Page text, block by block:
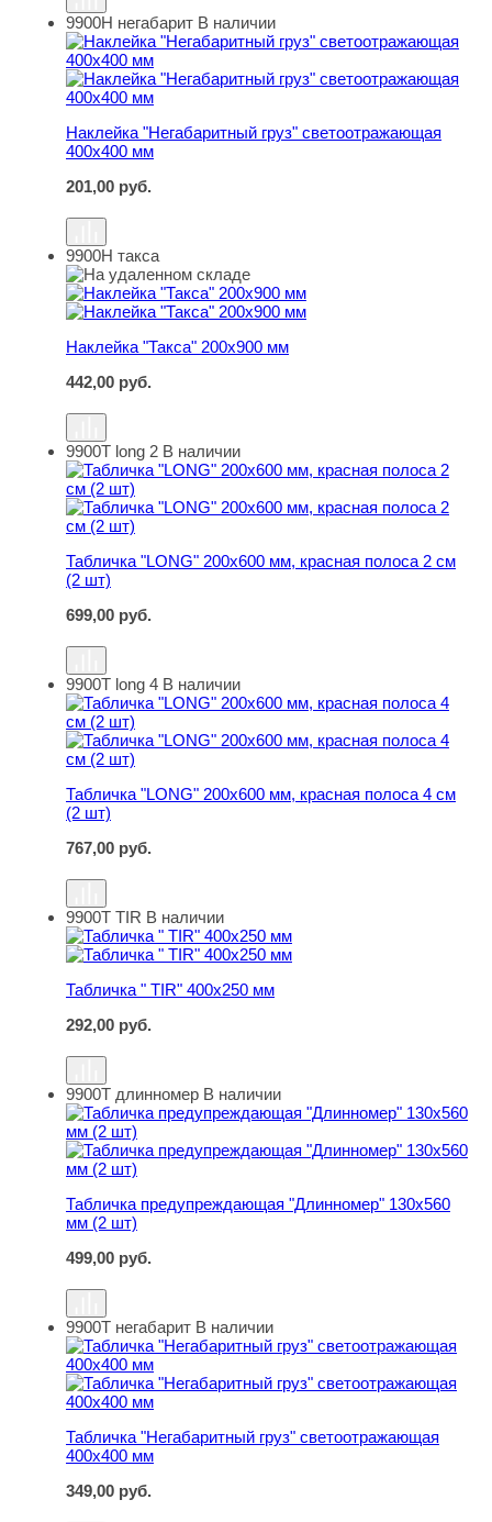
Наклейка "Негабаритный груз" светоотражающая
9900Н негабарит В наличии
Наклейка "Негабаритный груз" светоотражающая
400х400 мм
201,00 руб.
Наклейка "Такса" 200х900 мм
9900Н такса
Наклейка "Такса" 200х900 мм
442,00 руб.
Табличка "LONG" 200х600 мм, красная полоса 2 см (2
9900Т long 2 В наличии
Табличка "LONG" 200х600 мм, красная полоса 2 см
(2 шт)
699,00 руб.
Табличка "LONG" 200х600 мм, красная полоса 4 см (2
9900Т long 4 В наличии
Табличка "LONG" 200х600 мм, красная полоса 4 см
(2 шт)
767,00 руб.
Табличка " TIR" 400х250 мм
9900Т TIR В наличии
Табличка " TIR" 400х250 мм
292,00 руб.
Табличка предупреждающая "Длинномер" 130х560 мм
9900Т длинномер В наличии
Табличка предупреждающая "Длинномер" 130х560
мм (2 шт)
499,00 руб.
Табличка "Негабаритный груз" светоотражающая
9900Т негабарит В наличии
Табличка "Негабаритный груз" светоотражающая
400х400 мм
349,00 руб.